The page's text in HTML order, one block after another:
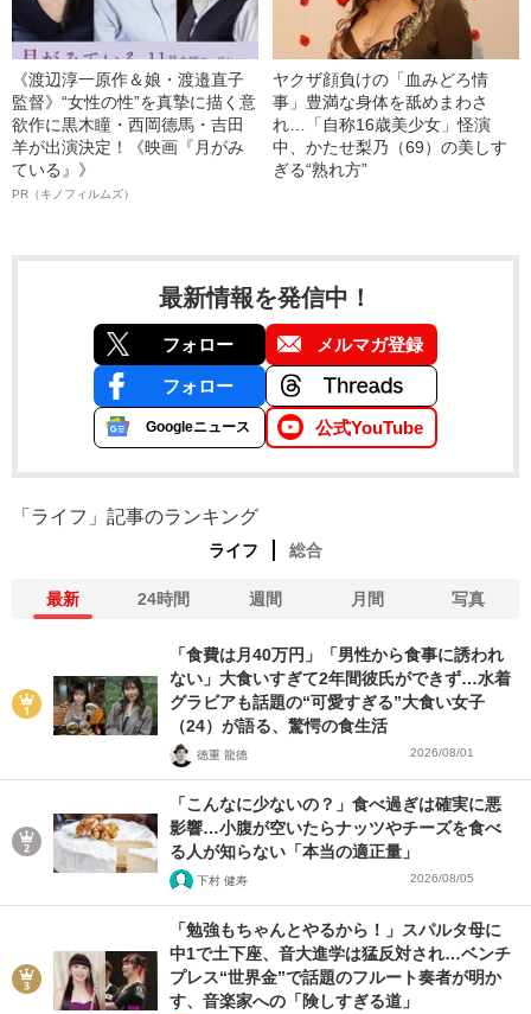
《渡辺淳一原作＆娘・渡邉直子
監督》“女性の性”を真摯に描く意
欲作に黒木瞳・西岡德馬・吉田
羊が出演決定！《映画『月がみ
ている』》
PR（キノフィルムズ）
ヤクザ顔負けの「血みどろ情
事」豊満な身体を舐めまわさ
れ…「自称16歳美少女」怪演
中、かたせ梨乃（69）の美しす
ぎる“熟れ方”
最新情報を発信中！
フォロー メルマガ登録
フォロー
Googleニュース 公式YouTube
「ライフ」記事のランキング
ライフ 総合
最新 24時間 週間 月間 写真
「食費は月40万円」「男性から食事に誘われ
ない」大食いすぎて2年間彼氏ができず…水着
グラビアも話題の“可愛すぎる”大食い女子
（24）が語る、驚愕の食生活
徳重 龍徳 2026/08/01
「こんなに少ないの？」食べ過ぎは確実に悪
影響…小腹が空いたらナッツやチーズを食べ
る人が知らない「本当の適正量」
下村 健寿 2026/08/05
「勉強もちゃんとやるから！」スパルタ母に
中1で土下座、音大進学は猛反対され…ベンチ
プレス“世界金”で話題のフルート奏者が明か
す、音楽家への「険しすぎる道」